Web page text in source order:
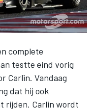
complete
testte eind vorig
Carlin. Vandaag
dat hij ook
rijden. Carlin wordt